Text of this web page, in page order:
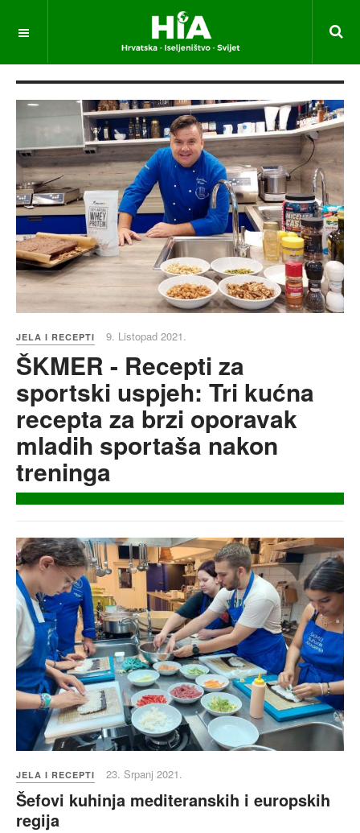
JELA I RECEPTI 9. Listopad 2021.
ŠKMER - Recepti za
sportski uspjeh: Tri kućna
recepta za brzi oporavak
mladih sportaša nakon
treninga
JELA I RECEPTI 23. Srpanj 2021.
Šefovi kuhinja mediteranskih i europskih
regija